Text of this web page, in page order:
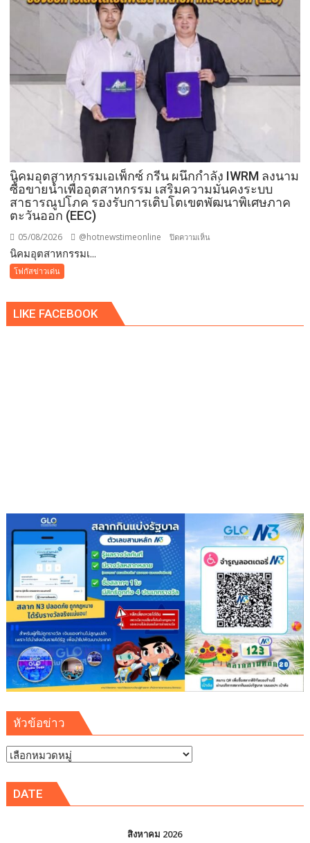
ความ
นิคมอุตสาหกรรมเอเพ็กซ์ กรีน ผนึกกำลัง IWRM ลงนาม
ซื้อขายน้ำเพื่ออุตสาหกรรม เสริมความมั่นคงระบบ
สาธารณูปโภค รองรับการเติบโตเขตพัฒนาพิเศษภาค
ตะวันออก (EEC)
05/08/2026 @hotnewstimeonline ปิดความเห็น
ซ์
ความ
มั่นคง
ระบบ
สาธารณูปโภค
รองรับ
การ
เติบโต
เขต
พัฒนา
พิเศษ
ภาค
ตะวัน
​นิคมอุตสาหกรรมเ...
โฟกัสข่าวเด่น
LIKE FACEBOOK
หัวข้อข่าว
หัวข้อ
DATE
สิงหาคม 2026